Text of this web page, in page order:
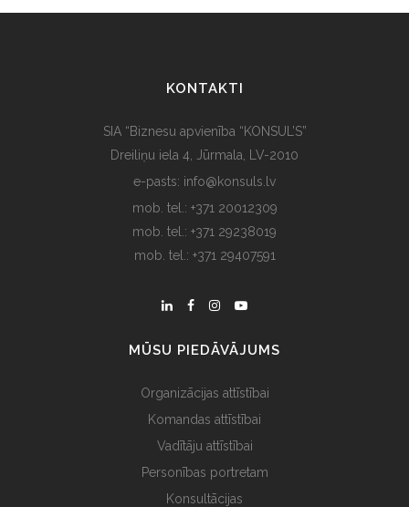
KONTAKTI
SIA “Biznesu apvienība “KONSUL’S”
Dreiliņu iela 4, Jūrmala, LV-2010
e-pasts: info@konsuls.lv
mob. tel.: +371 20012309
mob. tel.: +371 29238019
mob. tel.: +371 29407591
MŪSU PIEDĀVĀJUMS
Organizācijas attīstībai
Komandas attīstībai
Vadītāju attīstībai
Personības portretam
Konsultācijas